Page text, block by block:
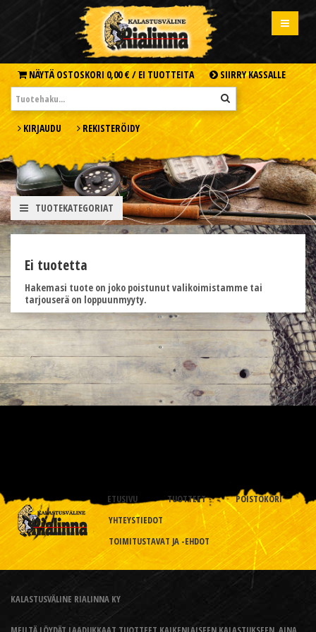
NÄYTÄ OSTOSKORI 0,00 € / EI TUOTTEITA SIIRRY KASSALLE
KIRJAUDU REKISTERÖIDY
TUOTEKATEGORIAT
Ei tuotetta
Hakemasi tuote on joko poistunut valikoimistamme tai
tarjouserä on loppuunmyyty.
ETUSIVU TUOTTEET
POISTOKORI
YHTEYSTIEDOT
TOIMITUSTAVAT JA -EHDOT
KALASTUSVÄLINE RIALINNA KY